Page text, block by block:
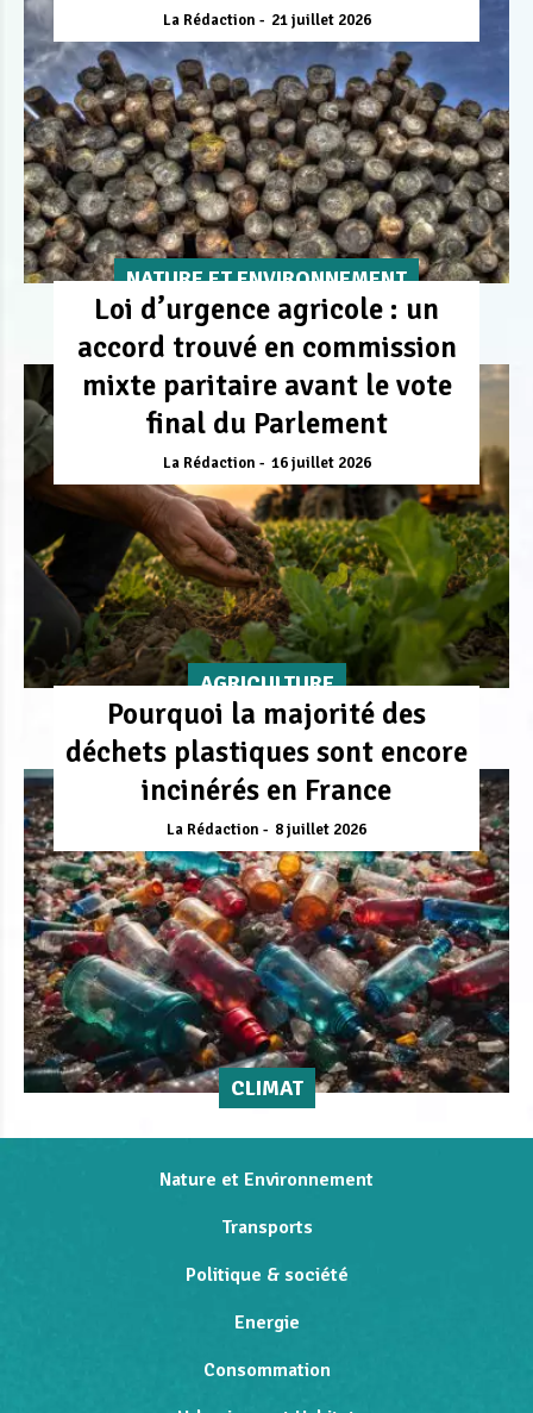
La Rédaction 21 juillet 2026
NATURE ET ENVIRONNEMENT
Loi d’urgence agricole : un
accord trouvé en commission
mixte paritaire avant le vote
final du Parlement
La Rédaction 16 juillet 2026
AGRICULTURE
Pourquoi la majorité des
déchets plastiques sont encore
incinérés en France
La Rédaction 8 juillet 2026
CLIMAT
Nature et Environnement
Transports
Politique & société
Energie
Consommation